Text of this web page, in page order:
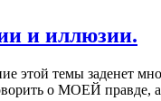
и иллюзии.
этой темы заденет
о МОЕЙ правде,